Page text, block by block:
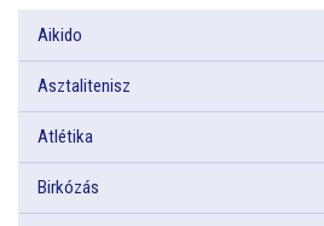
Aikido
Asztalitenisz
Atlétika
Birkózás